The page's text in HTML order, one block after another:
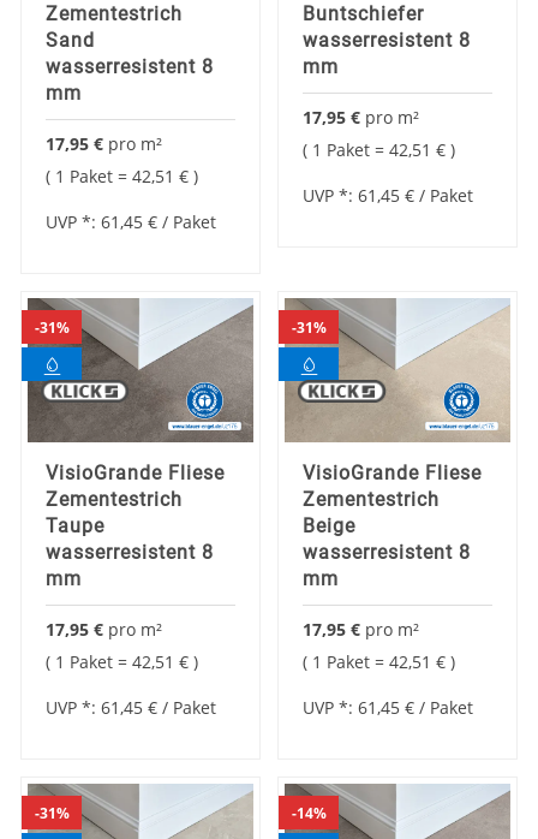
Zementestrich
Sand
wasserresistent 8
mm
17,95 € pro m²
1 Paket = 42,51 €
UVP *: 61,45 € / Paket
Buntschiefer
wasserresistent 8
mm
17,95 € pro m²
1 Paket = 42,51 €
UVP *: 61,45 € / Paket
31%
VisioGrande Fliese
Zementestrich
Taupe
wasserresistent 8
mm
17,95 € pro m²
1 Paket = 42,51 €
UVP *: 61,45 € / Paket
31%
VisioGrande Fliese
Zementestrich
Beige
wasserresistent 8
mm
17,95 € pro m²
1 Paket = 42,51 €
UVP *: 61,45 € / Paket
31% 14%